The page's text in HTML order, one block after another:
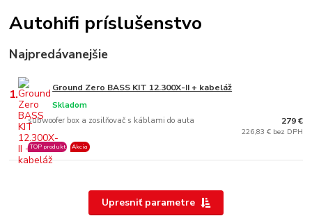
Autohifi príslušenstvo
Najpredávanejšie
1. Ground Zero BASS KIT 12.300X-II + kabeláž
subwoofer box a zosilňovač s káblami do auta
Skladom
TOP produkt Akcia
279 €
226,83 € bez DPH
Upresniť parametre